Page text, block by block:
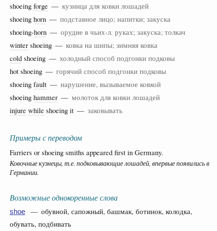
shoeing forge — кузница для ковки лошадей
shoeing horn — подставное лицо; напитки; закуска
shoeing-horn — орудие в чьих-л. руках; закуска; толкач
winter shoeing — ковка на шипы; зимняя ковка
cold shoeing — холодный способ подгонки подковы
hot shoeing — горячий способ подгонки подковы
shoeing fault — нарушение, вызываемое ковкой
shoeing hammer — молоток для ковки лошадей
injure while shoeing it — заковывать
Примеры с переводом
Farriers or shoeing smiths appeared first in Germany.
Ковочные кузнецы, т.е. подковывающие лошадей, впервые появились в
Германии.
Возможные однокоренные слова
shoe
— обувной, сапожный, башмак, ботинок, колодка,
обувать, подбивать